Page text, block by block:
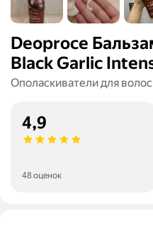
Deoproce
Black Garlic
Ополаскиватели для волос
4,9
48 оценок